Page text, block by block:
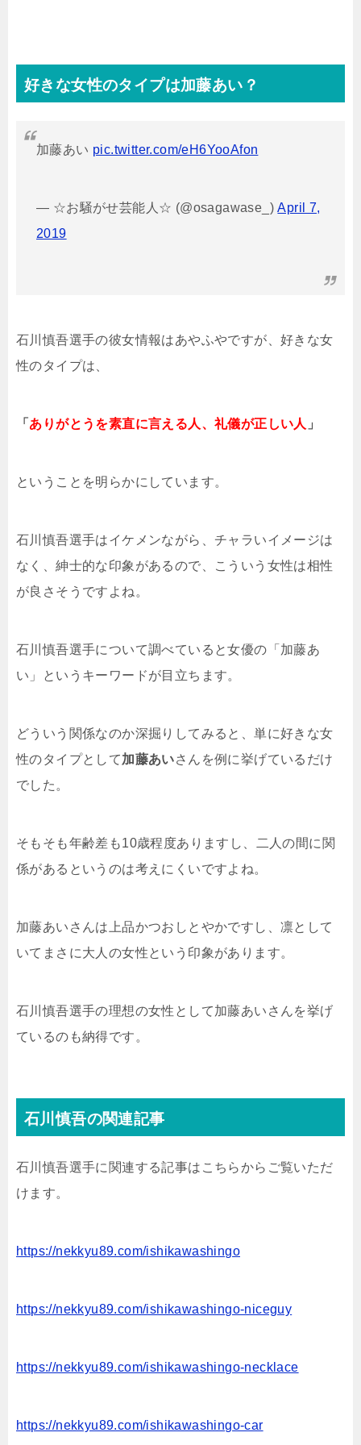
好きな女性のタイプは加藤あい？
加藤あい pic.twitter.com/eH6YooAfon
— ☆お騒がせ芸能人☆ (@osagawase_)April 7,
2019
石川慎吾選手の彼女情報はあやふやですが、好きな女
性のタイプは、
「 ありがとうを素直に言える人、礼儀が正しい人 」
ということを明らかにしています。
石川慎吾選手はイケメンながら、チャラいイメージは
なく、紳士的な印象があるので、こういう女性は相性
が良さそうですよね。
石川慎吾選手について調べていると女優の「加藤あ
い」というキーワードが目立ちます。
どういう関係なのか深掘りしてみると、単に好きな女
性のタイプとして加藤あいさんを例に挙げているだけ
でした。
そもそも年齢差も10歳程度ありますし、二人の間に関
係があるというのは考えにくいですよね。
加藤あいさんは上品かつおしとやかですし、凛として
いてまさに大人の女性という印象があります。
石川慎吾選手の理想の女性として加藤あいさんを挙げ
ているのも納得です。
石川慎吾の関連記事
石川慎吾選手に関連する記事はこちらからご覧いただ
けます。
https://nekkyu89.com/ishikawashingo
https://nekkyu89.com/ishikawashingo-niceguy
https://nekkyu89.com/ishikawashingo-necklace
https://nekkyu89.com/ishikawashingo-car